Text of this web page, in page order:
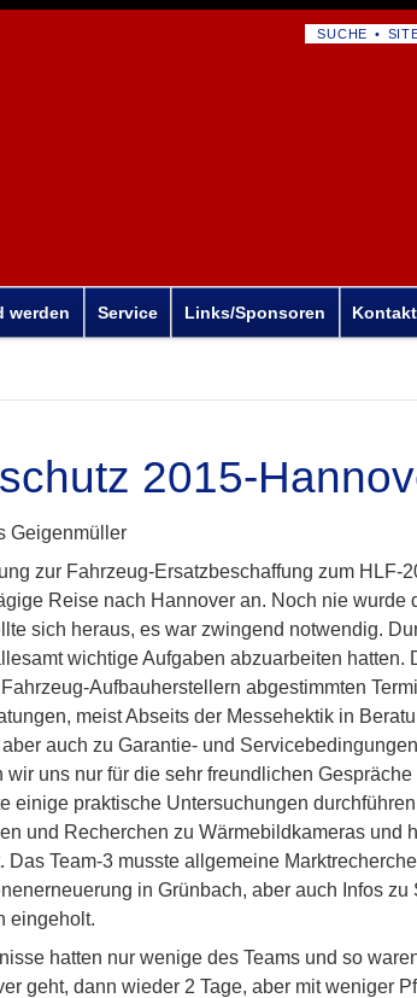
NAVIGATION
SUCHE
werden Service Links/Sponsoren Kontakt
2015-
Geigenmüller
zur Fahrzeug-Ersatzbeschaffung zum HLF-
Reise nach Hannover an. Noch nie wurde
sich heraus, es war zwingend notwendig.
wichtige Aufgaben abzuarbeiten hatten.
Aufbauherstellern abgestimmten
meist Abseits der Messehektik in
auch zu Garantie- und
uns nur für die sehr freundlichen
einige praktische Untersuchungen
und Recherchen zu Wärmebildkameras und
Das Team-3 musste allgemeine
in Grünbach, aber auch Infos zu
eingeholt.
hatten nur wenige des Teams und so
geht, dann wieder 2 Tage, aber mit weniger